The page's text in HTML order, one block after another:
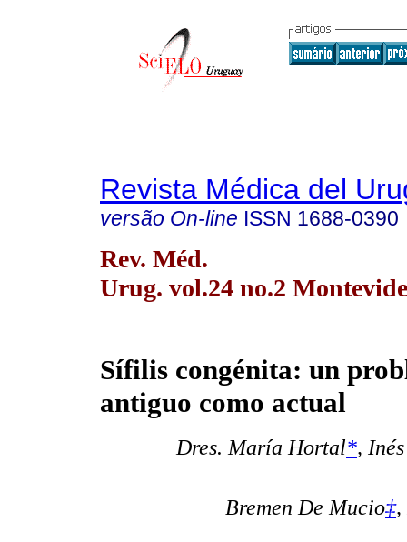
Revista Médica del
versão On-line ISSN 1688-0390
Rev. Méd.
Urug. vol.24 no.2
Sífilis congénita: un
antiguo como actual
Dres. María Hortal*,
Bremen De Mucio‡,